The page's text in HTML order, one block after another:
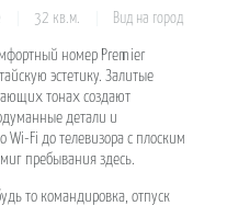
32 кв.м. Вид на город
номер Premier
эстетику. Залитые
тонах создают
детали и
Wi-Fi до телевизора с плоским
пребывания здесь.
то командировка, отпуск